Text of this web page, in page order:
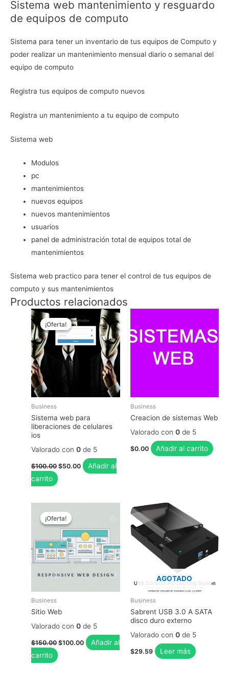
cantidad
Sistema web mantenimiento y resguardo
de equipos de computo
Sistema para tener un inventario de tus equipos de Computo y
poder realizar un mantenimiento mensual diario o semanal del
equipo de computo
Registra tus equipos de computo nuevos
Registra un mantenimiento a tu equipo de computo
Sistema web
Modulos
pc
mantenimientos
nuevos equipos
nuevos mantenimientos
usuarios
panel de administración total de equipos total de
mantenimientos
Sistema web practico para tener el control de tus equipos de
computo y sus mantenimientos
Productos relacionados
¡Oferta!
¡Oferta!
Business
Sistema web para
liberaciones de celulares
ios
Valorado con0 de 5
$100.00 El
precio
$50.00 El
precio
Añadir al
carrito
Business
Creacion de sistemas Web
Valorado con 0de 5
$0.00 Añadir al carrito
¡Oferta!
¡Oferta!
Business
Sitio Web
Valorado con0 de 5
$150.00 El
precio
$100.00 El
precio
Añadir al
carrito
AGOTADO
Business
Sabrent USB 3.0 A SATA
disco duro externo
Valorado con 0de 5
$29.59 Leer más